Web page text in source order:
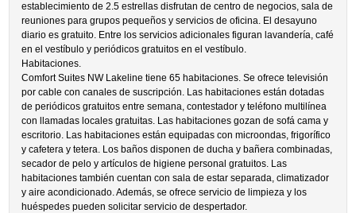
establecimiento de 2.5 estrellas disfrutan de centro de negocios, sala de
reuniones para grupos pequeños y servicios de oficina. El desayuno
diario es gratuito. Entre los servicios adicionales figuran lavandería, café
en el vestíbulo y periódicos gratuitos en el vestíbulo.
Habitaciones.
Comfort Suites NW Lakeline tiene 65 habitaciones. Se ofrece televisión
por cable con canales de suscripción. Las habitaciones están dotadas
de periódicos gratuitos entre semana, contestador y teléfono multilínea
con llamadas locales gratuitas. Las habitaciones gozan de sofá cama y
escritorio. Las habitaciones están equipadas con microondas, frigorífico
y cafetera y tetera. Los baños disponen de ducha y bañera combinadas,
secador de pelo y artículos de higiene personal gratuitos. Las
habitaciones también cuentan con sala de estar separada, climatizador
y aire acondicionado. Además, se ofrece servicio de limpieza y los
huéspedes pueden solicitar servicio de despertador.